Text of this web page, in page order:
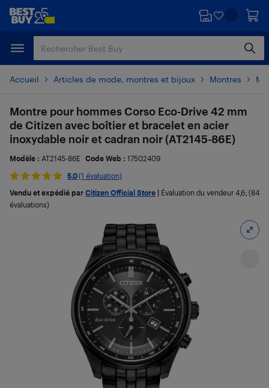
Passer
principal
Passer
Accueil Articles de mode, montres et bijoux Montres
Montre pour hommes Corso Eco-Drive 42 mm
de Citizen avec boîtier et bracelet en acier
inoxydable noir et cadran noir (AT2145-86E)
Modèle : AT2145-86E Code Web : 17502409
5.0(1 évaluation)
Vendu et expédié par Citizen Official Store Évaluation du vendeur 4,6; (84
évaluations)